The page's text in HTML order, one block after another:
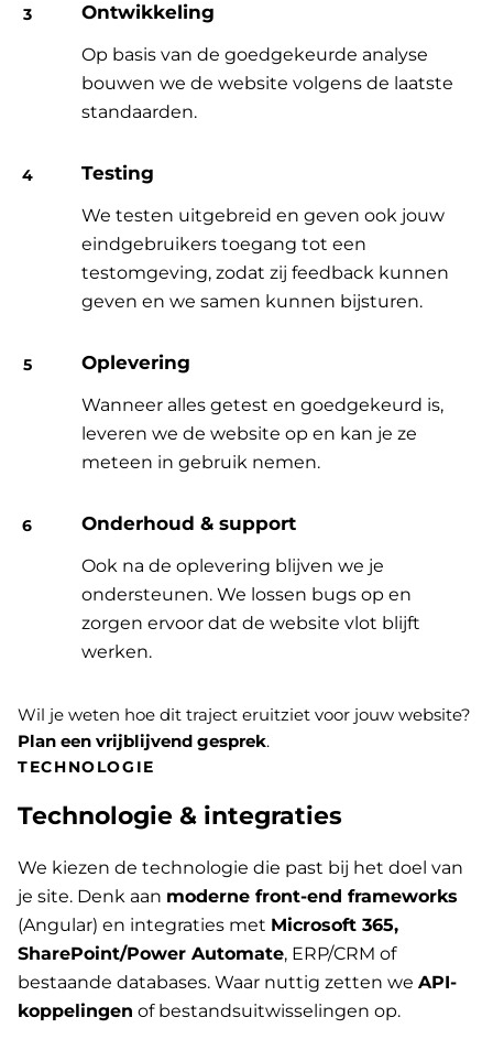
Ontwikkeling
Op basis van de goedgekeurde analyse
bouwen we de website volgens de laatste
standaarden.
Testing
We testen uitgebreid en geven ook jouw
eindgebruikers toegang tot een
testomgeving, zodat zij feedback kunnen
geven en we samen kunnen bijsturen.
Oplevering
Wanneer alles getest en goedgekeurd is,
leveren we de website op en kan je ze
meteen in gebruik nemen.
Onderhoud & support
Ook na de oplevering blijven we je
ondersteunen. We lossen bugs op en
zorgen ervoor dat de website vlot blijft
werken.
Wil je weten hoe dit traject eruitziet voor jouw website?
Plan een vrijblijvend gesprek.
TECHNOLOGIE
Technologie & integraties
We kiezen de technologie die past bij het doel van
je site. Denk aan moderne front-end frameworks
(Angular) en integraties met Microsoft 365,
SharePoint/Power Automate, ERP/CRM of
bestaande databases. Waar nuttig zetten we API-
koppelingen of bestandsuitwisselingen op.